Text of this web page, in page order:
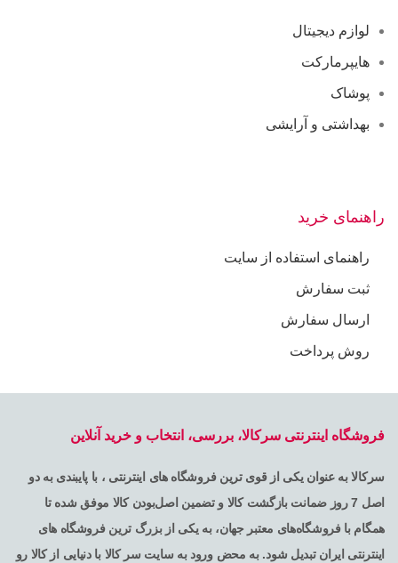
لوازم دیجیتال
هایپرمارکت
پوشاک
بهداشتی و آرایشی
راهنمای خرید
راهنمای استفاده از سایت
ثبت سفارش
ارسال سفارش
روش پرداخت
فروشگاه اینترنتی سرکالا، بررسی، انتخاب و خرید آنلاین
سرکالا به عنوان یکی از قوی ترین فروشگاه های اینترنتی ، با پایبندی به دو
اصل 7 روز ضمانت بازگشت کالا و تضمین اصل‌بودن کالا موفق شده تا
همگام با فروشگاه‌های معتبر جهان، به یکی از بزرگ ترین فروشگاه های
اینترنتی ایران تبدیل شود. به محض ورود به سایت سر کالا با دنیایی از کالا رو